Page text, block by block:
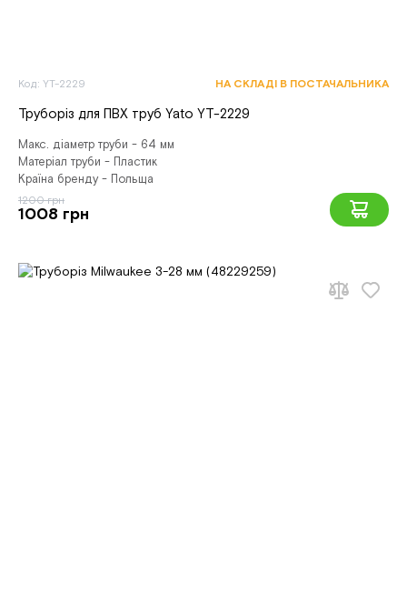
Код: YT-2229 НА СКЛАДІ В ПОСТАЧАЛЬНИКА
Труборіз для ПВХ труб Yato YT-2229
Макс. діаметр труби - 64 мм
Матеріал труби - Пластик
Країна бренду - Польща
1200 грн
1008 грн